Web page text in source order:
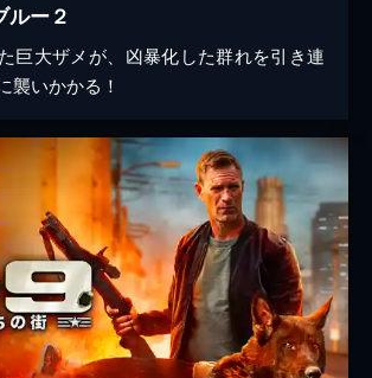
ルー２
巨大ザメが、凶暴化した群れを引き連
襲いかかる！